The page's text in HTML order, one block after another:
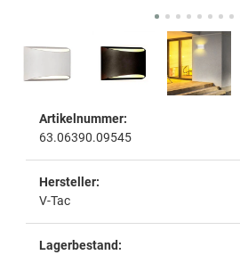
Artikelnummer:
63.06390.09545
Hersteller:
V-Tac
Lagerbestand: